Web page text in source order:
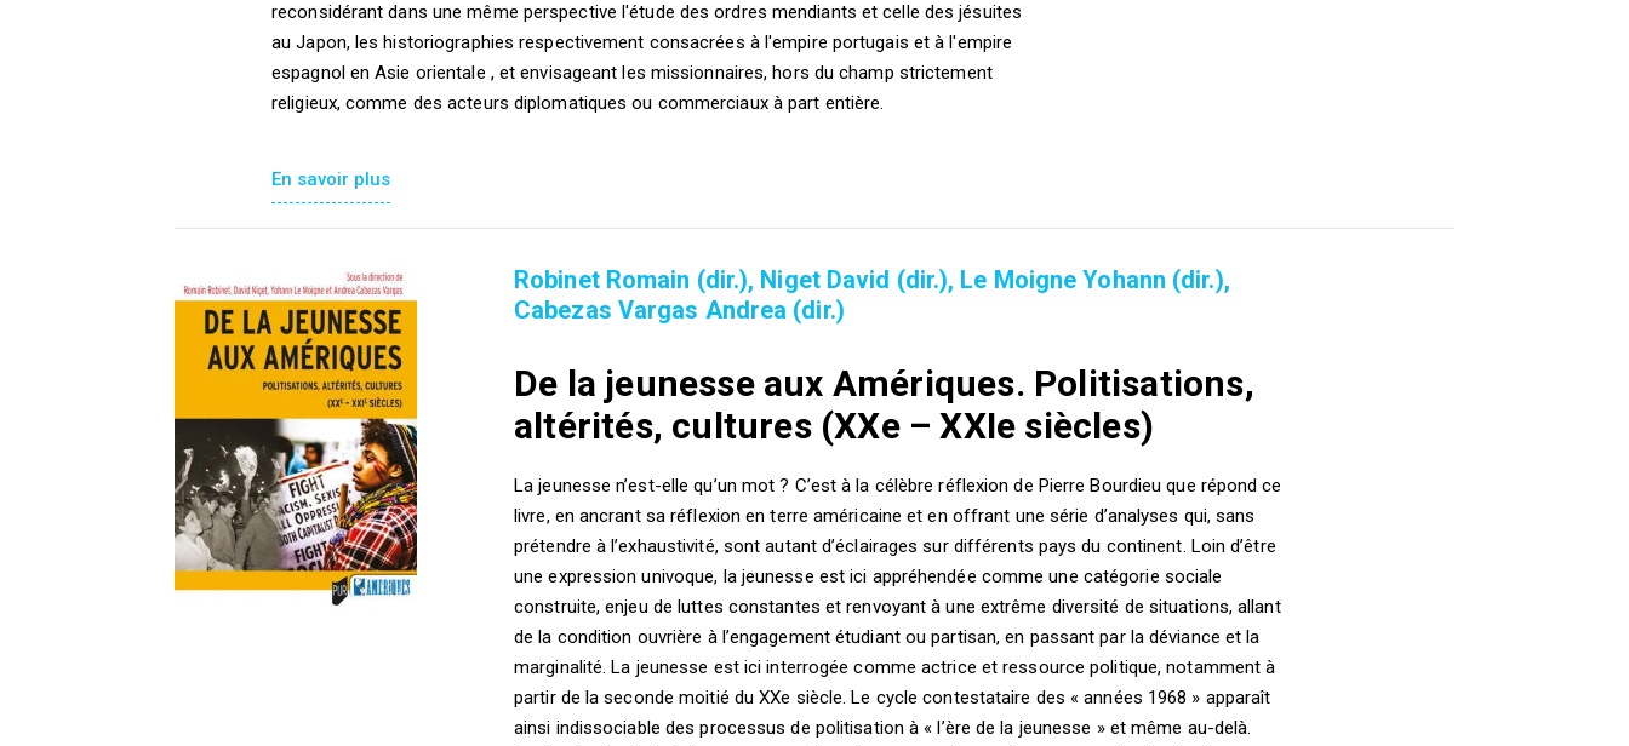
reconsidérant dans une même perspective l'étude des ordres mendiants et celle des jésuites
au Japon, les historiographies respectivement consacrées à l'empire portugais et à l'empire
espagnol en Asie orientale , et envisageant les missionnaires, hors du champ strictement
religieux, comme des acteurs diplomatiques ou commerciaux à part entière.
En savoir plus
Robinet Romain (dir.), Niget David (dir.), Le Moigne Yohann (dir.),
Cabezas Vargas Andrea (dir.)
De la jeunesse aux Amériques. Politisations,
altérités, cultures (XXe – XXIe siècles)
La jeunesse n’est-elle qu’un mot ? C’est à la célèbre réflexion de Pierre Bourdieu que répond ce
livre, en ancrant sa réflexion en terre américaine et en offrant une série d’analyses qui, sans
prétendre à l’exhaustivité, sont autant d’éclairages sur différents pays du continent. Loin d’être
une expression univoque, la jeunesse est ici appréhendée comme une catégorie sociale
construite, enjeu de luttes constantes et renvoyant à une extrême diversité de situations, allant
de la condition ouvrière à l’engagement étudiant ou partisan, en passant par la déviance et la
marginalité. La jeunesse est ici interrogée comme actrice et ressource politique, notamment à
partir de la seconde moitié du XXe siècle. Le cycle contestataire des « années 1968 » apparaît
ainsi indissociable des processus de politisation à « l’ère de la jeunesse » et même au-delà.